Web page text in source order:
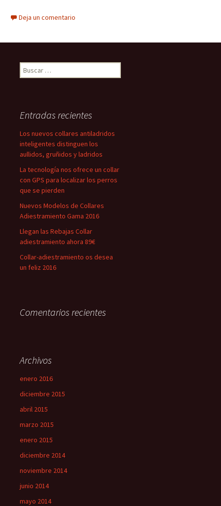
Deja un comentario
Buscar:
Entradas recientes
Los nuevos collares antiladridos
inteligentes distinguen los
aullidos, gruñidos y ladridos
La tecnología nos ofrece un collar
con GPS para localizar los perros
que se pierden
Nuevos Modelos de Collares
Adiestramiento Gama 2016
Llegan las Rebajas Collar
adiestramiento ahora 89€
Collar-adiestramiento os desea
un feliz 2016
Comentarios recientes
Archivos
enero 2016
diciembre 2015
abril 2015
marzo 2015
enero 2015
diciembre 2014
noviembre 2014
junio 2014
mayo 2014